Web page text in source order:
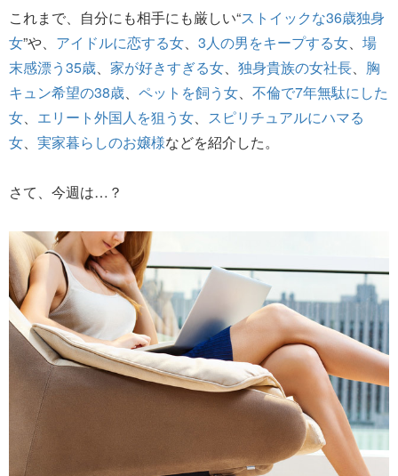
これまで、自分にも相手にも厳しい“ストイックな36歳独身
女”や、 アイドルに恋する女 3人の男をキープする女
場
末感漂う35歳
家が好きすぎる女 独身貴族の女社長
胸
キュン希望の38歳
ペットを飼う女
不倫で7年無駄にした
女
エリート外国人を狙う女
スピリチュアルにハマる
女
実家暮らしのお嬢様などを紹介した。
さて、今週は…？